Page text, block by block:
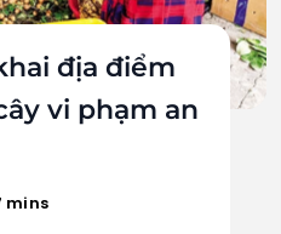
địa điểm
vi phạm an
mins